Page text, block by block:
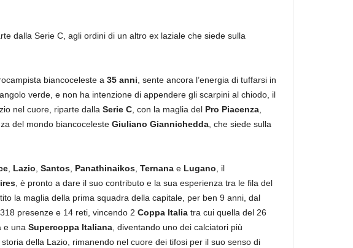
dalla Serie C, agli ordini di un altro ex laziale che siede sulla
biancoceleste a 35 anni, sente ancora l’energia di tuffarsi in
verde, e non ha intenzione di appendere gli scarpini al chiodo, il
nel cuore, riparte dalla Serie C, con la maglia del Pro Piacenza,
del mondo biancoceleste Giuliano Giannichedda, che siede sulla
, Lazio, Santos, Panathinaikos, Ternanae Lugano, il
, è pronto a dare il suo contributo e la sua esperienza tra le fila del
la maglia della prima squadra della capitale, per ben 9 anni, dal
presenze e 14 reti, vincendo 2 Coppa Italiatra cui quella del 26
e una Supercoppa Italiana, diventando uno dei calciatori più
della Lazio, rimanendo nel cuore dei tifosi per il suo senso di